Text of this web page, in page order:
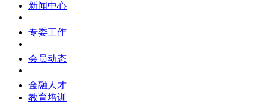
新闻中心
专委工作
会员动态
金融人才
教育培训